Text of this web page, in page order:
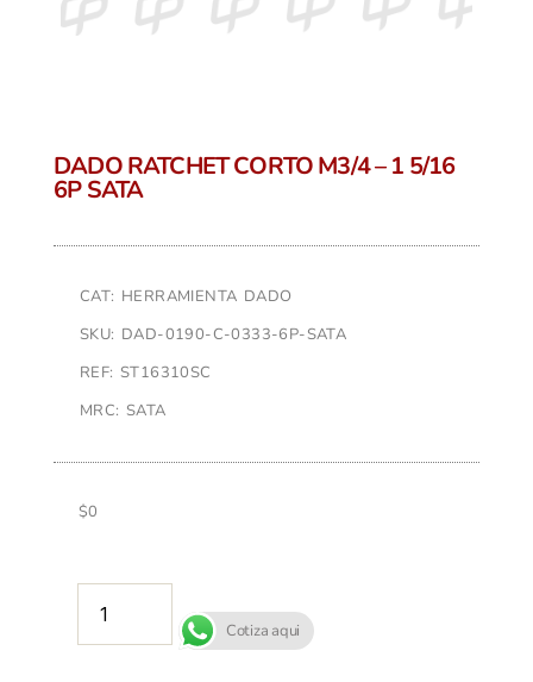
DADO RATCHET CORTO M3/4 – 1 5/16
6P SATA
CAT: HERRAMIENTA DADO
SKU: DAD-0190-C-0333-6P-SATA
REF: ST16310SC
MRC: SATA
$0
Cotiza aqui